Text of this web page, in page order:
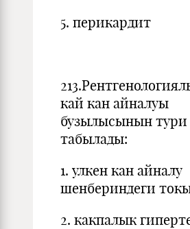
5. перикардит
кай кан айналуы
бузылысынын
табылады:
1. улкен кан айналу
шенбериндеги
2. какпалык